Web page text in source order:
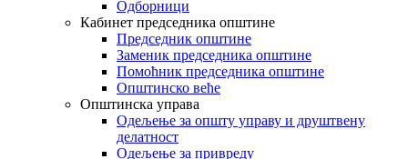
Одборници
Кабинет председника општине
Председник општине
Заменик председника општине
Помоћник председника општине
Општинско веће
Општинска управа
Одељење за општу управу и друштвену
делатност
Одељење за привреду